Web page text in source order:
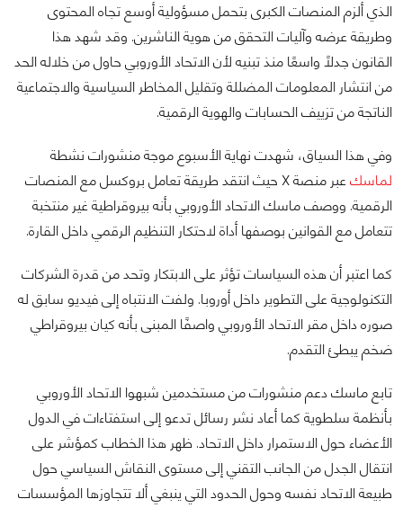
الذي ألزم المنصات الكبرى بتحمل مسؤولية أوسع تجاه المحتوى
وطريقة عرضه وآليات التحقق من هوية الناشرين. وقد شهد هذا
القانون جدلًا واسعًا منذ تبنيه لأن الاتحاد الأوروبي حاول من خلاله الحد
من انتشار المعلومات المضللة وتقليل المخاطر السياسية والاجتماعية
الناتجة من تزييف الحسابات والهوية الرقمية.
وفي هذا السياق، شهدت نهاية الأسبوع موجة منشورات نشطة
لماسك
عبر منصة X حيث انتقد طريقة تعامل بروكسل مع المنصات
الرقمية. ووصف ماسك الاتحاد الأوروبي بأنه بيروقراطية غير منتخبة
تتعامل مع القوانين بوصفها أداة لاحتكار التنظيم الرقمي داخل القارة.
كما اعتبر أن هذه السياسات تؤثر على الابتكار وتحد من قدرة الشركات
التكنولوجية على التطوير داخل أوروبا. ولفت الانتباه إلى فيديو سابق له
صوره داخل مقر الاتحاد الأوروبي واصفًا المبنى بأنه كيان بيروقراطي
ضخم يبطئ التقدم.
تابع ماسك دعم منشورات من مستخدمين شبهوا الاتحاد الأوروبي
بأنظمة سلطوية كما أعاد نشر رسائل تدعو إلى استفتاءات في الدول
الأعضاء حول الاستمرار داخل الاتحاد. ظهر هذا الخطاب كمؤشر على
انتقال الجدل من الجانب التقني إلى مستوى النقاش السياسي حول
طبيعة الاتحاد نفسه وحول الحدود التي ينبغي ألا تتجاوزها المؤسسات